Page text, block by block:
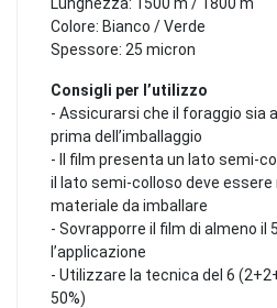
Colore: Bianco / Verde
Spessore: 25 micron
Consigli per l’utilizzo
- Assicurarsi che il foraggio sia
prima dell’imballaggio
- Il film presenta un lato semi-
il lato semi-colloso deve essere
materiale da imballare
- Sovrapporre il film di almeno il
l’applicazione
- Utilizzare la tecnica del 6
50%)